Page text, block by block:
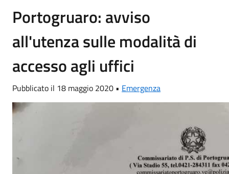
Portogruaro: avviso
all'utenza sulle modalità di
accesso agli uffici
Pubblicato il 18 maggio 2020 • Emergenza